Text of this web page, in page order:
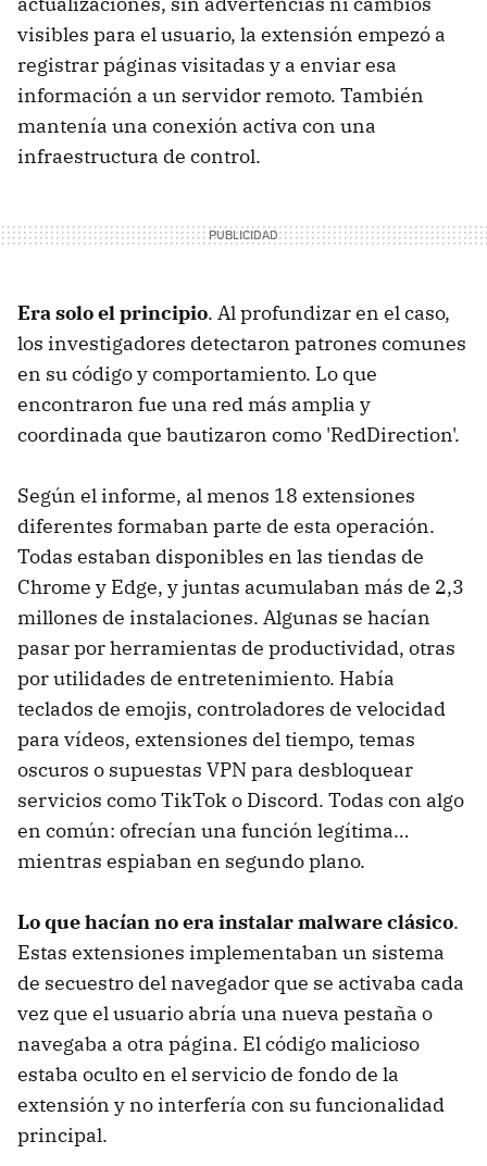
visibles para el usuario, la extensión empezó a
registrar páginas visitadas y a enviar esa
información a un servidor remoto. También
mantenía una conexión activa con una
infraestructura de control.
Era solo el principio. Al profundizar en el caso,
los investigadores detectaron patrones comunes
en su código y comportamiento. Lo que
encontraron fue una red más amplia y
coordinada que bautizaron como 'RedDirection'.
Según el informe, al menos 18 extensiones
diferentes formaban parte de esta operación.
Todas estaban disponibles en las tiendas de
Chrome y Edge, y juntas acumulaban más de 2,3
millones de instalaciones. Algunas se hacían
pasar por herramientas de productividad, otras
por utilidades de entretenimiento. Había
teclados de emojis, controladores de velocidad
para vídeos, extensiones del tiempo, temas
oscuros o supuestas VPN para desbloquear
servicios como TikTok o Discord. Todas con algo
en común: ofrecían una función legítima…
mientras espiaban en segundo plano.
Lo que hacían no era instalar malware clásico.
Estas extensiones implementaban un sistema
de secuestro del navegador que se activaba cada
vez que el usuario abría una nueva pestaña o
navegaba a otra página. El código malicioso
estaba oculto en el servicio de fondo de la
extensión y no interfería con su funcionalidad
principal.